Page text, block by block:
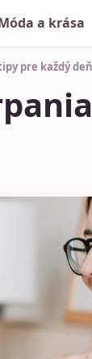
a krása
pre každý deň